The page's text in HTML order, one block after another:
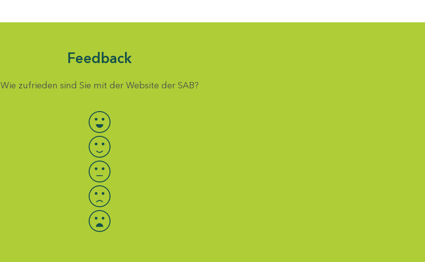
Feedback
Wie zufrieden sind Sie mit der Website der SAB?
Bewertung auswählen